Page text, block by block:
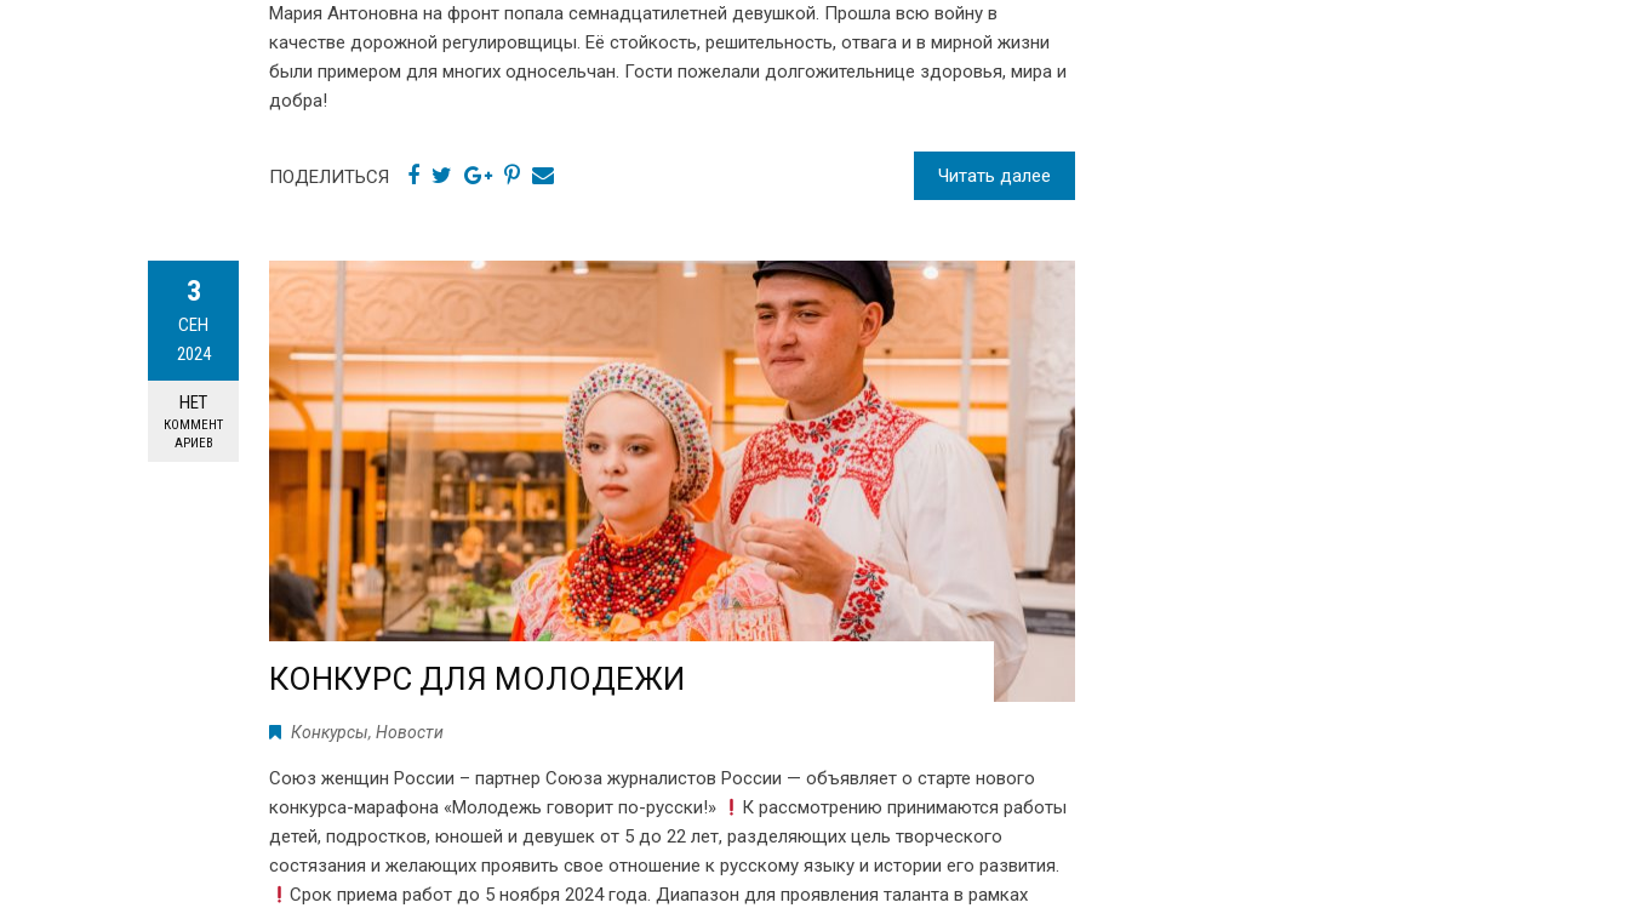
Мария Антоновна на фронт попала семнадцатилетней девушкой. Прошла всю войну в
качестве дорожной регулировщицы. Её стойкость, решительность, отвага и в мирной жизни
были примером для многих односельчан. Гости пожелали долгожительнице здоровья, мира и
добра!
Читать далее
ПОДЕЛИТЬСЯ
3
СЕН
2024
НЕТ
КОММЕНТ
АРИЕВ
КОНКУРС ДЛЯ МОЛОДЕЖИ
Конкурсы, Новости
Союз женщин России – партнер Союза журналистов России — объявляет о старте нового
конкурса-марафона «Молодежь говорит по-русски!»
К рассмотрению принимаются работы
детей, подростков, юношей и девушек от 5 до 22 лет, разделяющих цель творческого
состязания и желающих проявить свое отношение к русскому языку и истории его развития.
Срок приема работ до 5 ноября 2024 года. Диапазон для проявления таланта в рамках